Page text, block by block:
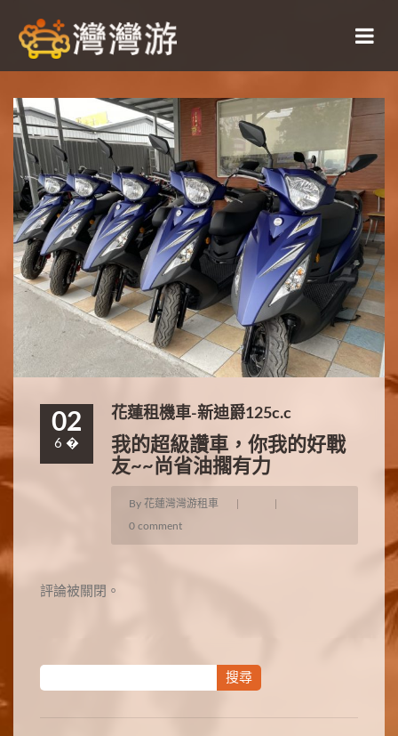
02
6 �
花蓮租機車-新迪爵125c.c
我的超級讚車，你我的好戰
友~~尚省油擱有力
By 花蓮灣灣游租車
0 comment
評論被關閉。